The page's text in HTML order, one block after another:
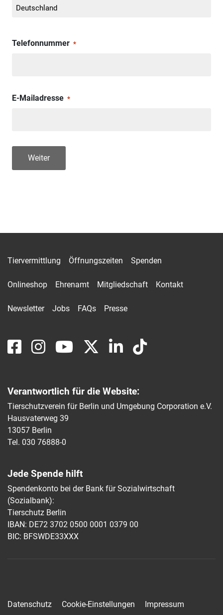
Telefonnummer *
E-Mailadresse *
Weiter
Tiervermittlung Öffnungszeiten Spenden
Onlineshop Ehrenamt Mitgliedschaft Kontakt
Newsletter Jobs FAQs Presse
Verantwortlich für die Website:
Tierschutzverein für Berlin und Umgebung Corporation e.V.
Hausvaterweg 39
13057 Berlin
Tel. 030 76888-0
Jede Spende hilft
Spendenkonto bei der Bank für Sozialwirtschaft
(Sozialbank):
Tierschutz Berlin
IBAN: DE72 3702 0500 0001 0379 00
BIC: BFSWDE33XXX
Datenschutz Cookie-Einstellungen Impressum